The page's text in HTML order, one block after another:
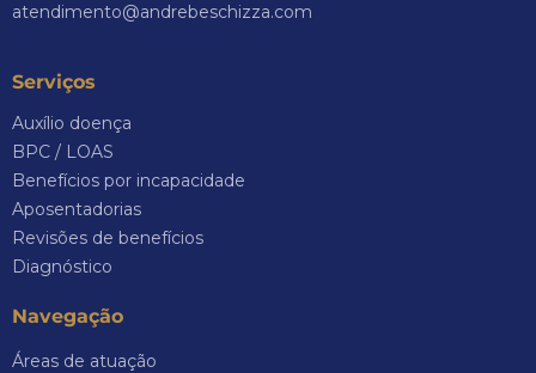
atendimento@andrebeschizza.com
Serviços
Auxílio doença
BPC / LOAS
Benefícios por incapacidade
Aposentadorias
Revisões de benefícios
Diagnóstico
Navegação
Áreas de atuação